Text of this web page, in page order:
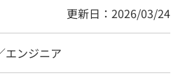
更新日：2026/03/24
エンジニア